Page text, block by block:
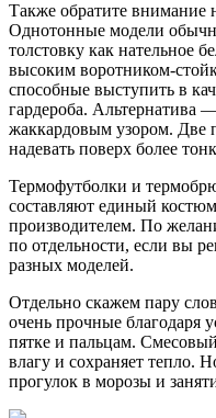
Также обратите внимание
Однотонные модели
толстовку как нательное
высоким воротником-
способные выступить в
гардероба. Альтернатива
жаккардовым узором.
надевать поверх более
Термофутболки и
составляют единый
производителем. По
по отдельности, если вы
разных моделей.
Отдельно скажем пару
очень прочные
пятке и пальцам.
влагу и сохраняет тепло.
прогулок в морозы и